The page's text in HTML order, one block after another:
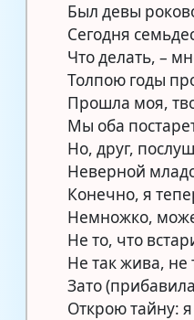
Был девы
Сегодня
Что делать, –
Толпою годы
Прошла моя,
Мы оба
Но, друг,
Неверной
Конечно, я
Немножко,
Не то, что
Не так жива, не
Зато
Открою тайну: